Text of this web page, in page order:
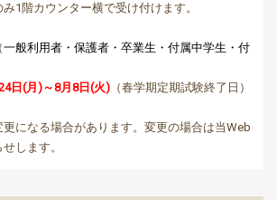
1階カウンター横で受け付けます。
一般利用者・保護者・卒業生・付属中学生・付
日(月)～8月8日(火) （春学期定期試験終了日）
になる場合があります。変更の場合は当Web
します。